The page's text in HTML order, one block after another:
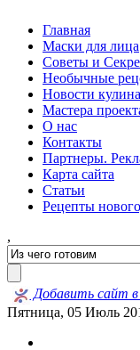
Главная
Маски для лица
Советы и
Необычные
Новости
Мастера
О нас
Контакты
Партнеры.
Карта сайта
Статьи
Рецепты
,
Добавить сайт в
Пятница, 05 Июль